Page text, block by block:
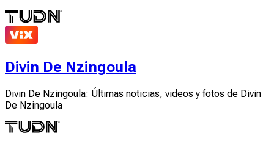
Divin De Nzingoula
Divin De Nzingoula: Últimas noticias, videos y fotos de Divin
De Nzingoula